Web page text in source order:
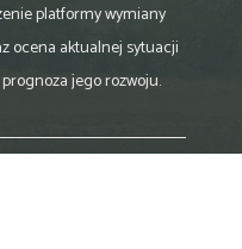
platformy wymiany
ocena aktualnej sytuacji
jego rozwoju.